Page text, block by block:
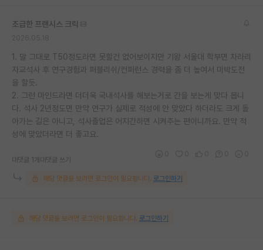
조급한 프랜시스 크릭
1. 말 그대로 T50정도라면 못할건 없어보이지만 기왕 서울대 학부면 차라리
자교석사 후 연구경험과 퍼블리쉬/컨퍼런스 경력을 좀 더 높여서 미박도전
을 할듯.
2. 그런 마인드라면 더더욱 국내석사를 해보는거로 간을 보는게 맞다 봅니
다. 석사 2년정도면 만약 연구가 실제로 적성에 안 맞았다 하더라도 크게 돌
아가는 길은 아니고, 석사졸업은 어지간하면 시켜주는 편이니까요. 만약 적
성에 맞았더라면 더 좋고요.
대댓글 1개 대댓글 쓰기
해당 댓글을 보려면 로그인이 필요합니다. 로그인하기
해당 댓글을 보려면 로그인이 필요합니다. 로그인하기